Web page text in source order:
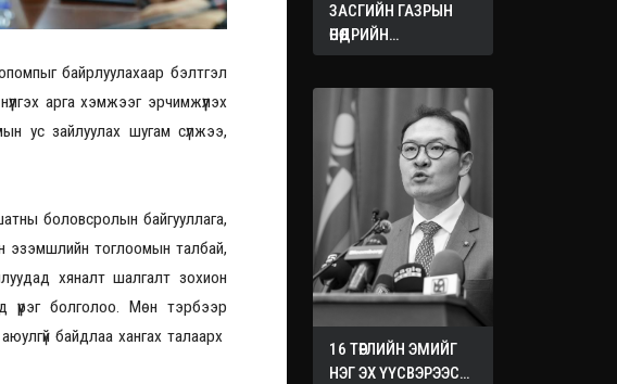
байрлуулахаар бэлтгэл
арга хэмжээг эрчимжүүлэх
ус зайлуулах шугам сүлжээ,
боловсролын байгууллага,
эзэмшлийн тоглоомын талбай,
хяналт шалгалт зохион
үүрэг болголоо. Мөн тэрбээр
байдлаа хангах талаарх
ЗАСГИЙН ГАЗРЫН
ӨНӨӨДРИЙН
ХУРАЛДААНААС
ШИЙДВЭРҮҮД
16 ТӨРЛИЙН ЭМИЙГ
НЭГ ЭХ ҮҮСВЭРЭЭС